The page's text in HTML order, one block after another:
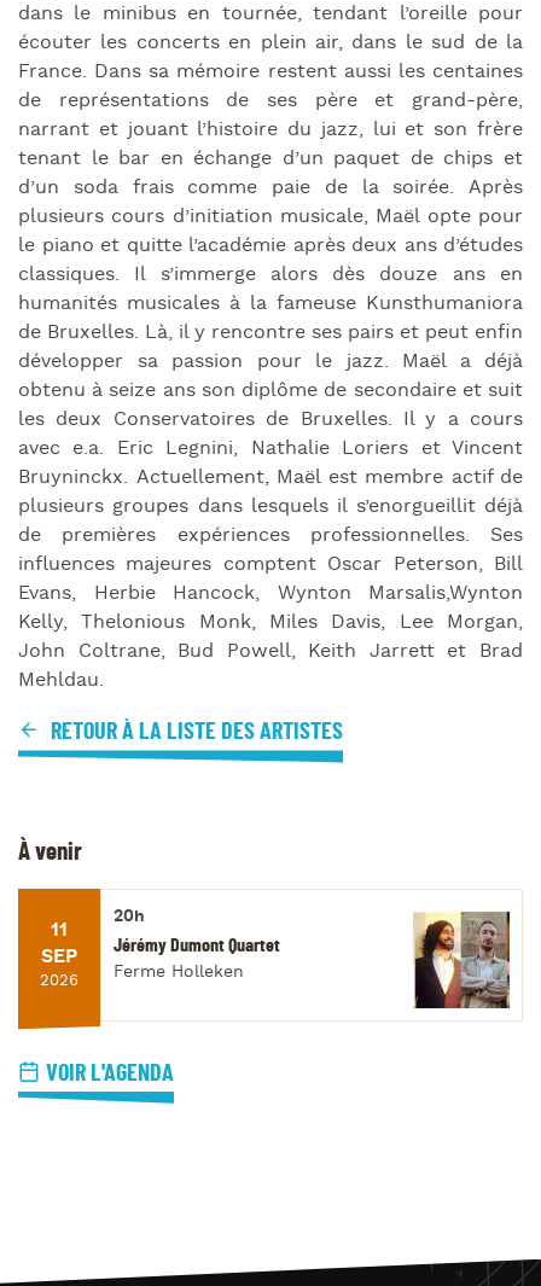
dans le minibus en tournée, tendant l’oreille pour
écouter les concerts en plein air, dans le sud de la
France. Dans sa mémoire restent aussi les centaines
de représentations de ses père et grand-père,
narrant et jouant l’histoire du jazz, lui et son frère
tenant le bar en échange d’un paquet de chips et
d’un soda frais comme paie de la soirée. Après
plusieurs cours d’initiation musicale, Maël opte pour
le piano et quitte l’académie après deux ans d’études
classiques. Il s’immerge alors dès douze ans en
humanités musicales à la fameuse Kunsthumaniora
de Bruxelles. Là, il y rencontre ses pairs et peut enfin
développer sa passion pour le jazz. Maël a déjà
obtenu à seize ans son diplôme de secondaire et suit
les deux Conservatoires de Bruxelles. Il y a cours
avec e.a. Eric Legnini, Nathalie Loriers et Vincent
Bruyninckx. Actuellement, Maël est membre actif de
plusieurs groupes dans lesquels il s’enorgueillit déjà
de premières expériences professionnelles. Ses
influences majeures comptent Oscar Peterson, Bill
Evans, Herbie Hancock, Wynton Marsalis,Wynton
Kelly, Thelonious Monk, Miles Davis, Lee Morgan,
John Coltrane, Bud Powell, Keith Jarrett et Brad
Mehldau.
RETOUR À LA LISTE DES ARTISTES
À venir
11
SEP
2026
20h
Jérémy Dumont Quartet
Ferme Holleken
VOIR L'AGENDA